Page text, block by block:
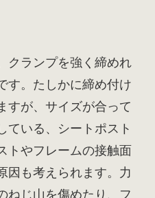
クランプを強く締めれ
す。たしかに締め付け
すが、サイズが合って
ている、シートポスト
トやフレームの接触面
因も考えられます。力
ねじ山を傷めたり、フ